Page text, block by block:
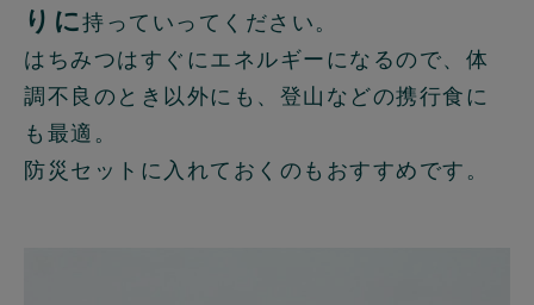
りに持っていってください。
はちみつはすぐにエネルギーになるので、体
調不良のとき以外にも、登山などの携行食に
も最適。
防災セットに入れておくのもおすすめです。